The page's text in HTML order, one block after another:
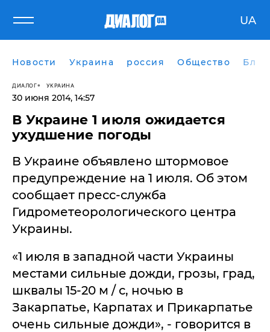
UA
Новости Украина россия Общество
ДИАЛОГ УКРАИНА
30 июня 2014, 14:57
В Украине 1 июля ожидается
ухудшение погоды
В Украине объявлено штормовое
предупреждение на 1 июля. Об этом
сообщает пресс-служба
Гидрометеорологического центра
Украины.
«1 июля в западной части Украины
местами сильные дожди, грозы, град,
шквалы 15-20 м / с, ночью в
Закарпатье, Карпатах и Прикарпатье
очень сильные дожди», - говорится в